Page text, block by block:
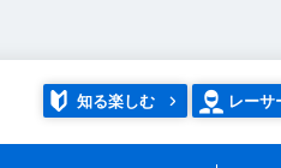
知る楽しむ レーサ